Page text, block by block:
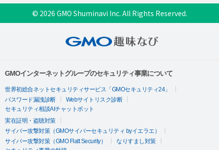
© 2026 GMO Shuminavi Inc. All Rights Reserved.